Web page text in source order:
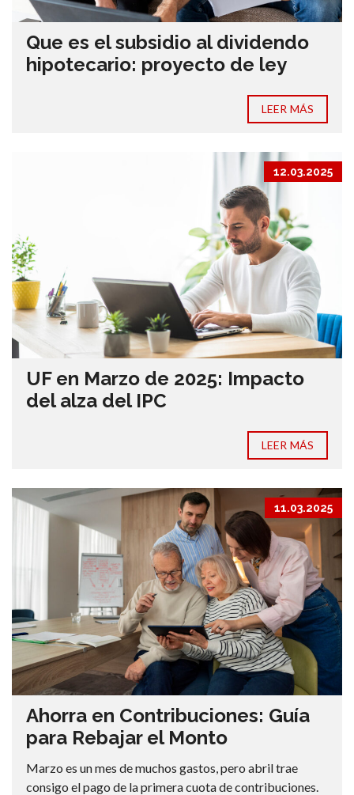
Que es el subsidio al dividendo
hipotecario: proyecto de ley
LEER MÁS
12.03.2025
UF en Marzo de 2025: Impacto
del alza del IPC
LEER MÁS
11.03.2025
Ahorra en Contribuciones: Guía
para Rebajar el Monto
Marzo es un mes de muchos gastos, pero abril trae
consigo el pago de la primera cuota de contribuciones.